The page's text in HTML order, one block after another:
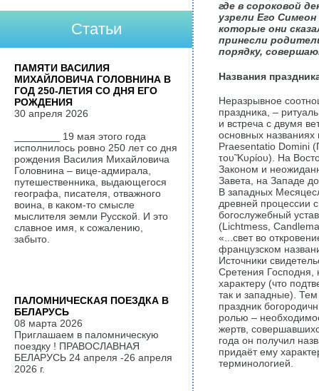
где в сороковой
узрели Его
которые они
принесли
порядку,
Названия
Неразрывное
праздника, –
и встреча с двумя
основных
Praesentatio Domini
του̃ Κυρίου). На
Законом и
Завета, на Западе
В западных
древней процессии
богослужебный
(Lichtmess,
«...свет во
французском
Источники
Сретения Господня,
характеру (что
так и западные).
праздник
ролью –
жертв,
года он получил
придаёт ему
терминологией.
Статьи
ПАМЯТИ ВАСИЛИЯ
МИХАЙЛОВИЧА ГОЛОВНИНА В
ГОД 250-ЛЕТИЯ СО ДНЯ ЕГО
РОЖДЕНИЯ
30 апреля 2026
________ 19 мая этого года
исполнилось ровно 250 лет со дня
рождения Василия Михайловича
Головнина – вице-адмирала,
путешественника, выдающегося
географа, писателя, отважного
воина, в каком-то смысле
мыслителя земли Русской. И это
славное имя, к сожалению,
забыто.
ПАЛОМНИЧЕСКАЯ ПОЕЗДКА В
БЕЛАРУСЬ
08 марта 2026
Приглашаем в паломническую
поездку ! ПРАВОСЛАВНАЯ
БЕЛАРУСЬ 24 апреля -26 апреля
2026 г.